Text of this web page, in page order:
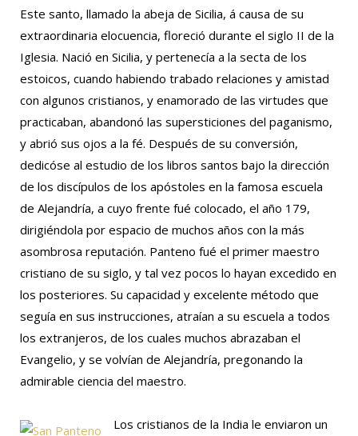
Este santo, llamado la abeja de Sicilia, á causa de su
extraordinaria elocuencia, floreció durante el siglo II de la
Iglesia. Nació en Sicilia, y pertenecía a la secta de los
estoicos, cuando habiendo trabado relaciones y amistad
con algunos cristianos, y enamorado de las virtudes que
practicaban, abandonó las supersticiones del paganismo,
y abrió sus ojos a la fé. Después de su conversión,
dedicóse al estudio de los libros santos bajo la dirección
de los discípulos de los apóstoles en la famosa escuela
de Alejandría, a cuyo frente fué colocado, el año 179,
dirigiéndola por espacio de muchos años con la más
asombrosa reputación. Panteno fué el primer maestro
cristiano de su siglo, y tal vez pocos lo hayan excedido en
los posteriores. Su capacidad y excelente método que
seguía en sus instrucciones, atraían a su escuela a todos
los extranjeros, de los cuales muchos abrazaban el
Evangelio, y se volvían de Alejandría, pregonando la
admirable ciencia del maestro.
Los cristianos de la India le enviaron un